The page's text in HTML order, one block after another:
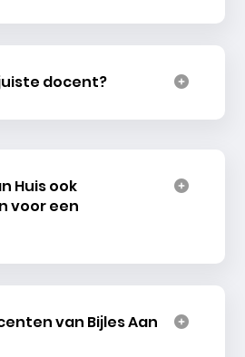
docent?
Huis ook
voor een
van Bijles Aan